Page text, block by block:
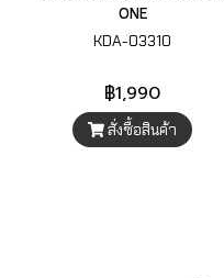
ONE
KDA-03310
฿1,990
สั่งซื้อสินค้า